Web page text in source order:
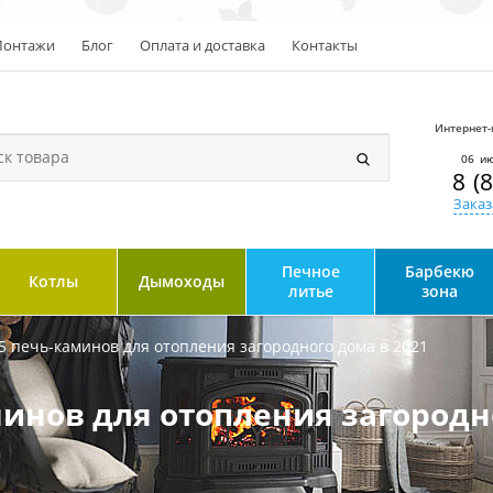
Блог Оплата и доставка Контакты
06
8
Котлы Дымоходы
Печное
литье
Барбекю
зона
печь-каминов для отопления загородного дома в 2021
для отопления